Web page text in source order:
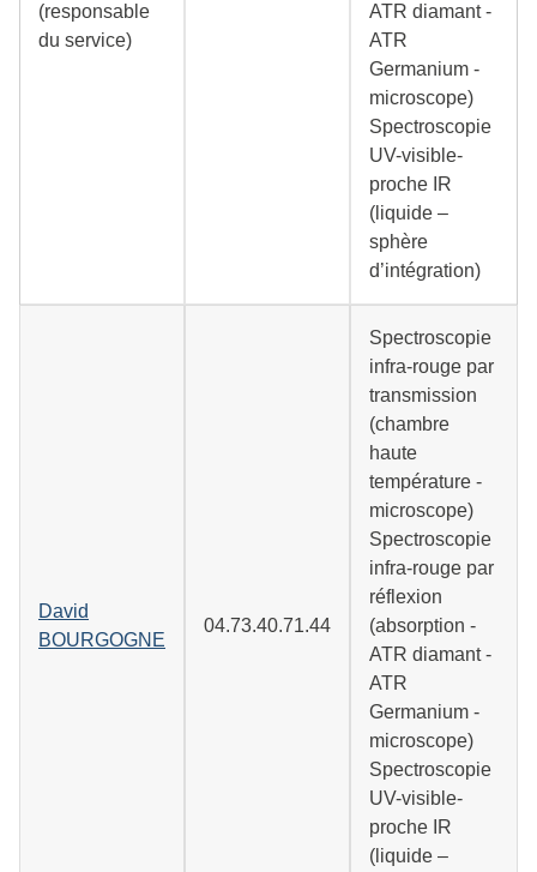
(responsable
du service)
ATR diamant -
ATR
Germanium -
microscope)
Spectroscopie
UV-visible-
proche IR
(liquide –
sphère
d’intégration)
David
BOURGOGNE
04.73.40.71.44
Spectroscopie
infra-rouge par
transmission
(chambre
haute
température -
microscope)
Spectroscopie
infra-rouge par
réflexion
(absorption -
ATR diamant -
ATR
Germanium -
microscope)
Spectroscopie
UV-visible-
proche IR
(liquide –